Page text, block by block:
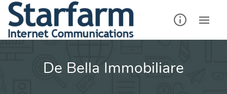
De Bella Immobiliare